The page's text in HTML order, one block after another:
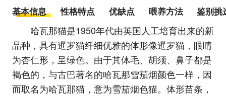
基本信息 性格特点 优缺点 喂养方法 鉴别挑
哈瓦那猫是1950年代由英国人工培育出来的新
品种，具有暹罗猫纤细优雅的体形像暹罗猫，眼睛
为杏仁形，呈绿色。由于其体毛、胡须、鼻子都是
褐色的，与古巴著名的哈瓦那雪茄烟颜色一样，因
而取名为哈瓦那猫，意为雪茄烟色猫。体形苗条，